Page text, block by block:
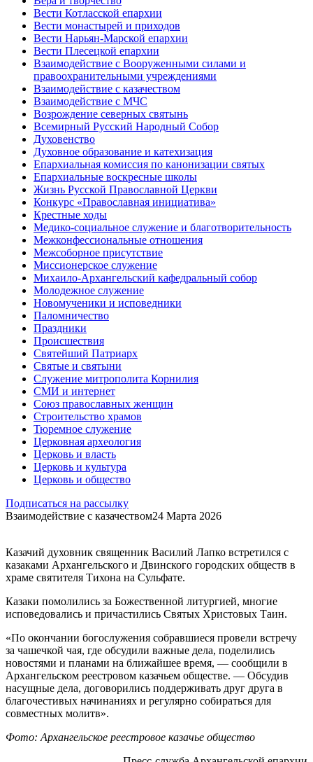
Вести Котласской епархии
Вести монастырей и приходов
Вести Нарьян-Марской епархии
Вести Плесецкой епархии
Взаимодействие с Вооруженными силами и
правоохранительными учреждениями
Взаимодействие с казачеством
Взаимодействие с МЧС
Возрождение северных святынь
Всемирный Русский Народный Собор
Духовенство
Духовное образование и катехизация
Епархиальная комиссия по канонизации святых
Епархиальные воскресные школы
Жизнь Русской Православной Церкви
Конкурс «Православная инициатива»
Крестные ходы
Медико-социальное служение и благотворительность
Межконфессиональные отношения
Межсоборное присутствие
Миссионерское служение
Михаило-Архангельский кафедральный собор
Молодежное служение
Новомученики и исповедники
Паломничество
Праздники
Происшествия
Святейший Патриарх
Святые и святыни
Служение митрополита Корнилия
СМИ и интернет
Союз православных женщин
Строительство храмов
Тюремное служение
Церковная археология
Церковь и власть
Церковь и культура
Церковь и общество
Подписаться на рассылку
Взаимодействие с казачеством24 Марта 2026
Казачий духовник священник Василий Лапко встретился с
казаками Архангельского и Двинского городских обществ в
храме святителя Тихона на Сульфате.
Казаки помолились за Божественной литургией, многие
исповедовались и причастились Святых Христовых Таин.
«По окончании богослужения собравшиеся провели встречу
за чашечкой чая, где обсудили важные дела, поделились
новостями и планами на ближайшее время, — сообщили в
Архангельском реестровом казачьем обществе. — Обсудив
насущные дела, договорились поддерживать друг друга в
благочестивых начинаниях и регулярно собираться для
совместных молитв».
Фото: Архангельское реестровое казачье общество